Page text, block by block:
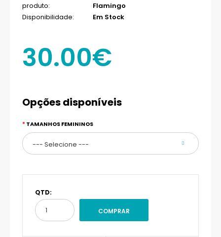
produto:
Flamingo
Disponibilidade:
Em Stock
30.00€
Opções disponíveis
TAMANHOS FEMININOS
QTD: